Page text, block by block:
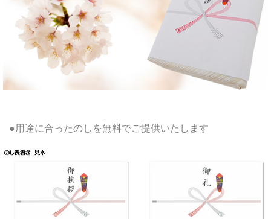
●用途に合ったのしを無料でご提供いたします